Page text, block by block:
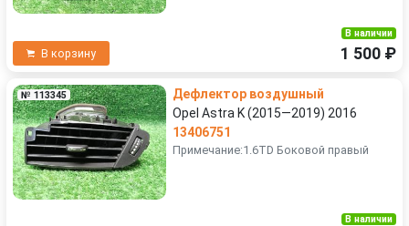
В корзину
В наличии
1 500 ₽
№ 113345
Дефлектор воздушный
Opel Astra K (2015—2019) 2016
13406751
Примечание:1.6TD Боковой правый
В наличии